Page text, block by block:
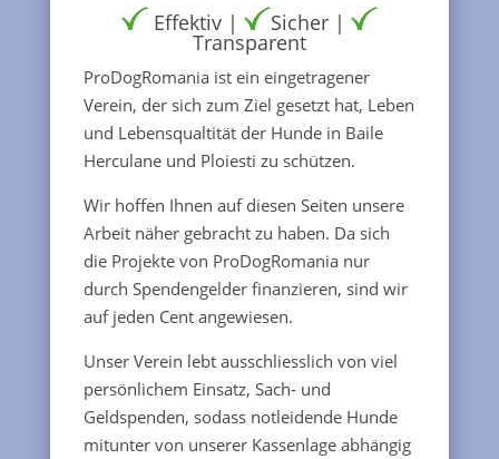
Effektiv | Sicher |
Transparent
ProDogRomania ist ein eingetragener
Verein, der sich zum Ziel gesetzt hat, Leben
und Lebensqualtität der Hunde in Baile
Herculane und Ploiesti zu schützen.
Wir hoffen Ihnen auf diesen Seiten unsere
Arbeit näher gebracht zu haben. Da sich
die Projekte von ProDogRomania nur
durch Spendengelder finanzieren, sind wir
auf jeden Cent angewiesen.
Unser Verein lebt ausschliesslich von viel
persönlichem Einsatz, Sach- und
Geldspenden, sodass notleidende Hunde
mitunter von unserer Kassenlage abhängig